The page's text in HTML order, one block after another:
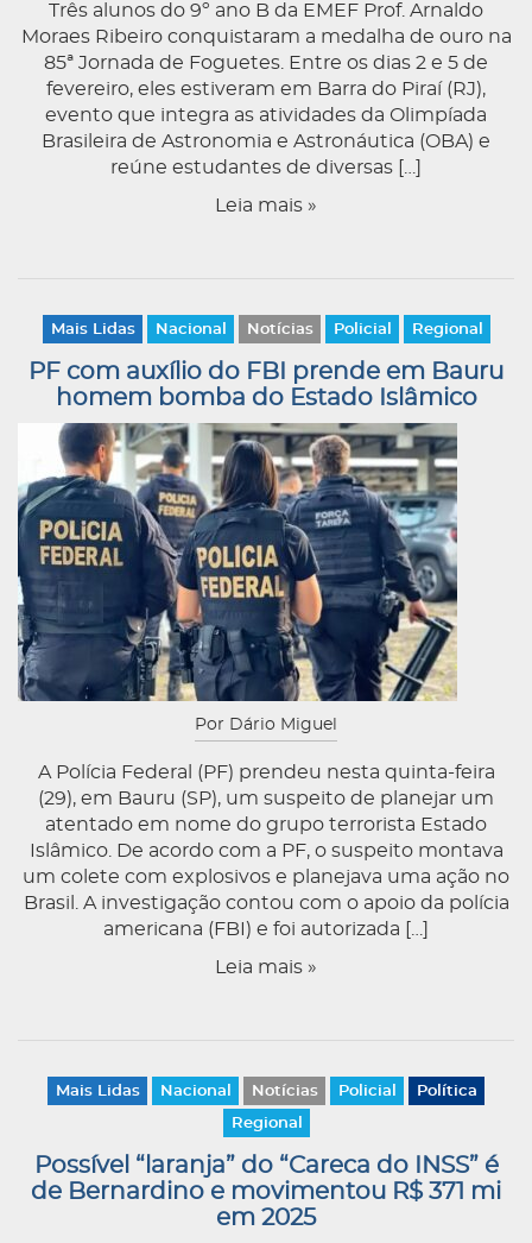
Três alunos do 9º ano B da EMEF Prof. Arnaldo
Moraes Ribeiro conquistaram a medalha de ouro na
85ª Jornada de Foguetes. Entre os dias 2 e 5 de
fevereiro, eles estiveram em Barra do Piraí (RJ),
evento que integra as atividades da Olimpíada
Brasileira de Astronomia e Astronáutica (OBA) e
reúne estudantes de diversas […]
Leia mais »
Mais Lidas Nacional Notícias Policial Regional
PF com auxílio do FBI prende em Bauru
homem bomba do Estado Islâmico
Por Dário Miguel
A Polícia Federal (PF) prendeu nesta quinta-feira
(29), em Bauru (SP), um suspeito de planejar um
atentado em nome do grupo terrorista Estado
Islâmico. De acordo com a PF, o suspeito montava
um colete com explosivos e planejava uma ação no
Brasil. A investigação contou com o apoio da polícia
americana (FBI) e foi autorizada […]
Leia mais »
Mais Lidas Nacional Notícias Policial Política
Regional
Possível “laranja” do “Careca do INSS” é
de Bernardino e movimentou R$ 371 mi
em 2025